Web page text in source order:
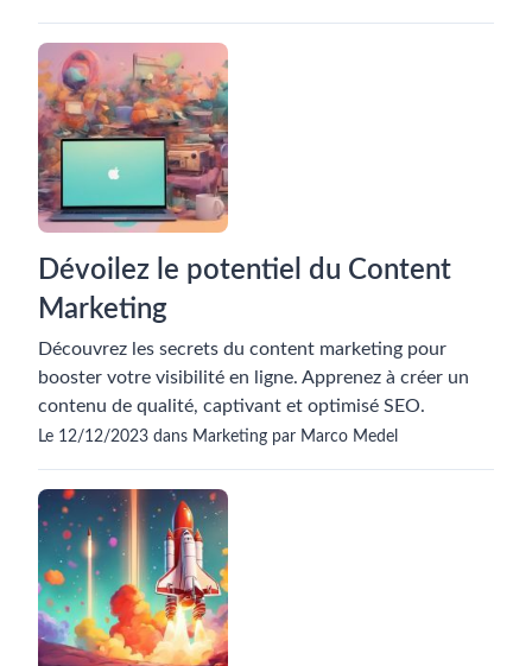
Dévoilez le potentiel du Content
Marketing
Découvrez les secrets du content marketing pour
booster votre visibilité en ligne. Apprenez à créer un
contenu de qualité, captivant et optimisé SEO.
Le 12/12/2023 dans Marketing par Marco Medel